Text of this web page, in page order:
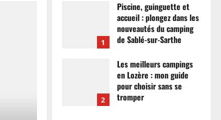
1
Piscine, guinguette et
accueil : plongez dans les
nouveautés du camping
de Sablé-sur-Sarthe
2
Les meilleurs campings
en Lozère : mon guide
pour choisir sans se
tromper